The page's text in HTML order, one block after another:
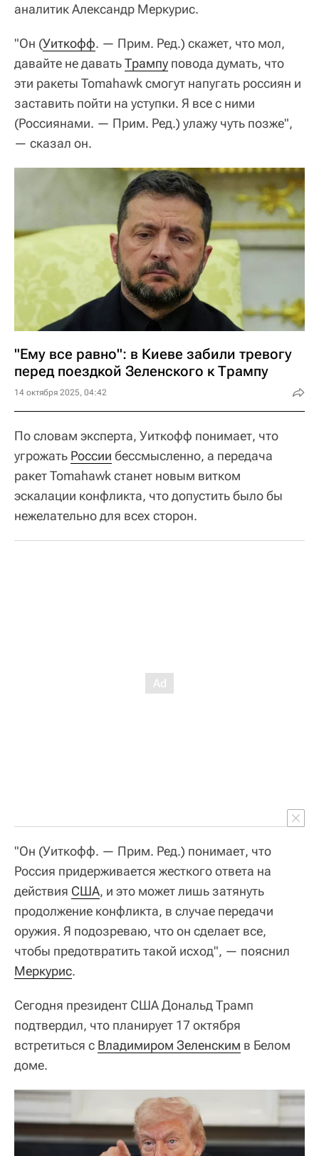
аналитик Александр Меркурис.
"Он (Уиткофф. — Прим. Ред.) скажет, что мол,
давайте не даватьТрампу повода думать, что
эти ракеты Tomahawk смогут напугать россиян и
заставить пойти на уступки. Я все с ними
(Россиянами. — Прим. Ред.) улажу чуть позже",
— сказал он.
"Ему все равно": в Киеве забили тревогу
перед поездкой Зеленского к Трампу
14 октября 2025, 04:42
По словам эксперта, Уиткофф понимает, что
угрожать России бессмысленно, а передача
ракет Tomahawk станет новым витком
эскалации конфликта, что допустить было бы
нежелательно для всех сторон.
"Он (Уиткофф. — Прим. Ред.) понимает, что
Россия придерживается жесткого ответа на
действия США, и это может лишь затянуть
продолжение конфликта, в случае передачи
оружия. Я подозреваю, что он сделает все,
чтобы предотвратить такой исход", — пояснил
Меркурис.
Сегодня президент США Дональд Трамп
подтвердил, что планирует 17 октября
встретиться с Владимиром Зеленским в Белом
доме.